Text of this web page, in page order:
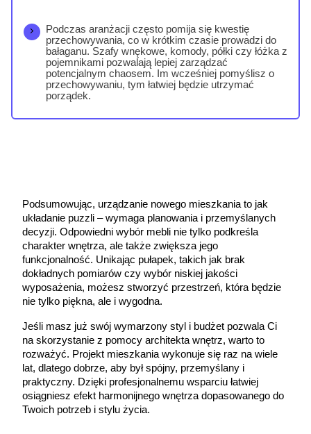
Podczas aranżacji często pomija się kwestię
przechowywania, co w krótkim czasie prowadzi do
bałaganu. Szafy wnękowe, komody, półki czy łóżka z
pojemnikami pozwalają lepiej zarządzać
potencjalnym chaosem. Im wcześniej pomyślisz o
przechowywaniu, tym łatwiej będzie utrzymać
porządek.
Podsumowując, urządzanie nowego mieszkania to jak
układanie puzzli – wymaga planowania i przemyślanych
decyzji. Odpowiedni wybór mebli nie tylko podkreśla
charakter wnętrza, ale także zwiększa jego
funkcjonalność. Unikając pułapek, takich jak brak
dokładnych pomiarów czy wybór niskiej jakości
wyposażenia, możesz stworzyć przestrzeń, która będzie
nie tylko piękna, ale i wygodna.
Jeśli masz już swój wymarzony styl i budżet pozwala Ci
na skorzystanie z pomocy architekta wnętrz, warto to
rozważyć. Projekt mieszkania wykonuje się raz na wiele
lat, dlatego dobrze, aby był spójny, przemyślany i
praktyczny. Dzięki profesjonalnemu wsparciu łatwiej
osiągniesz efekt harmonijnego wnętrza dopasowanego do
Twoich potrzeb i stylu życia.